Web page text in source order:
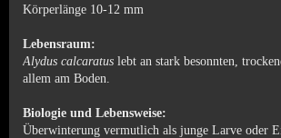
Körperlänge 10-12 mm
Lebensraum:
Alydus calcaratus lebt an stark besonnten,
allem am Boden.
Biologie und Lebensweise:
Überwinterung vermutlich als junge Larve oder